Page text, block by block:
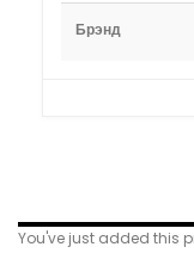
Брэнд
You've just added this